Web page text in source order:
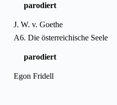
parodiert
J. W. v. Goethe
A6. Die österreichische Seele
parodiert
Egon Fridell